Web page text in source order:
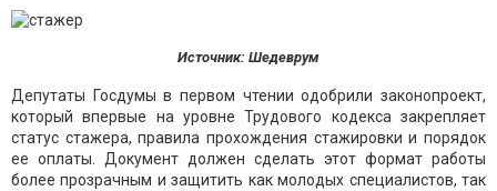
Источник: Шедеврум
Депутаты Госдумы в первом чтении одобрили законопроект,
который впервые на уровне Трудового кодекса закрепляет
статус стажера, правила прохождения стажировки и порядок
ее оплаты. Документ должен сделать этот формат работы
более прозрачным и защитить как молодых специалистов, так